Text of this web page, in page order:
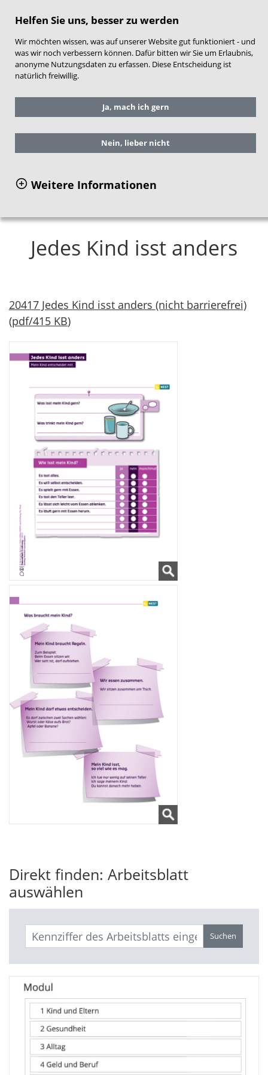
Helfen Sie uns, besser zu werden
Wir möchten wissen, was auf unserer Website gut funktioniert - und
was wir noch verbessern können. Dafür bitten wir Sie um Erlaubnis,
anonyme Nutzungsdaten zu erfassen. Diese Entscheidung ist
natürlich freiwillig.
Ja, mach ich gern
Nein, lieber nicht
Weitere Informationen
Sie befinden sich hier: Service
Arbeitshilfen für die Praxis
Inhalte und Aufbau
Jedes Kind isst anders
20417 Jedes Kind isst anders (nicht barrierefrei)
(pdf/415 KB)
Direkt finden: Arbeitsblatt
auswählen